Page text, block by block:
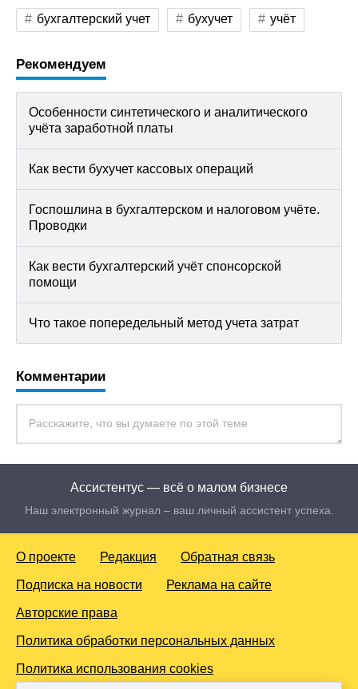
бухгалтерский учет бухучет учёт
Рекомендуем
Особенности синтетического и аналитического
учёта заработной платы
Как вести бухучет кассовых операций
Госпошлина в бухгалтерском и налоговом учёте.
Проводки
Как вести бухгалтерский учёт спонсорской
помощи
Что такое попередельный метод учета затрат
Комментарии
Ассистентус — всё о малом бизнесе
Наш электронный журнал – ваш личный ассистент успеха.
О проекте Редакция Обратная связь
Подписка на новости Реклама на сайте
Авторские права
Политика обработки персональных данных
Политика использования cookies